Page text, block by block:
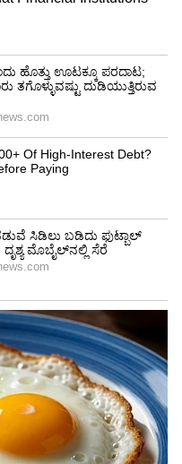
ಒಸಿ-ಸಿಸಿ ವಿನಾಯ್ತಿ
ಪತ್ರ ಮತ್ತು
(ಒಸಿ-ಸಿಸಿ) ಇಲ್ಲದ
ನೀರು, ವಿದ್ಯುತ್‌
ಯೋಜನೆ
2026ರ ಮೇ 31ರವರೆಗೆ